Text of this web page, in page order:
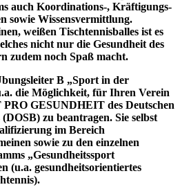
auch Koordinations-, Kräftigungs-
sowie Wissensvermittlung.
weißen Tischtennisballes ist es
nicht nur die Gesundheit des
zudem noch Spaß macht.
B „Sport in der
die Möglichkeit, für Ihren Verein
PRO GESUNDHEIT des Deutschen
zu beantragen. Sie selbst
im Bereich
sowie zu den einzelnen
„Gesundheitssport
(u.a. gesundheitsorientiertes